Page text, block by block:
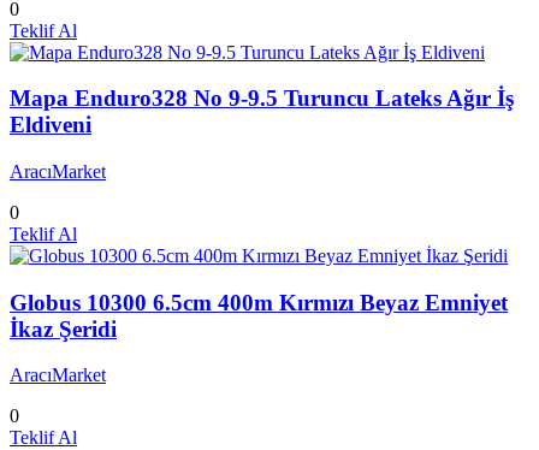
0
Teklif Al
Mapa Enduro328 No 9-9.5 Turuncu Lateks Ağır İş
Eldiveni
AracıMarket
0
Teklif Al
Globus 10300 6.5cm 400m Kırmızı Beyaz Emniyet
İkaz Şeridi
AracıMarket
0
Teklif Al